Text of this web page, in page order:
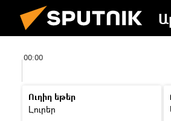
00:00
Ուղիղ եթեր
Լուրեր